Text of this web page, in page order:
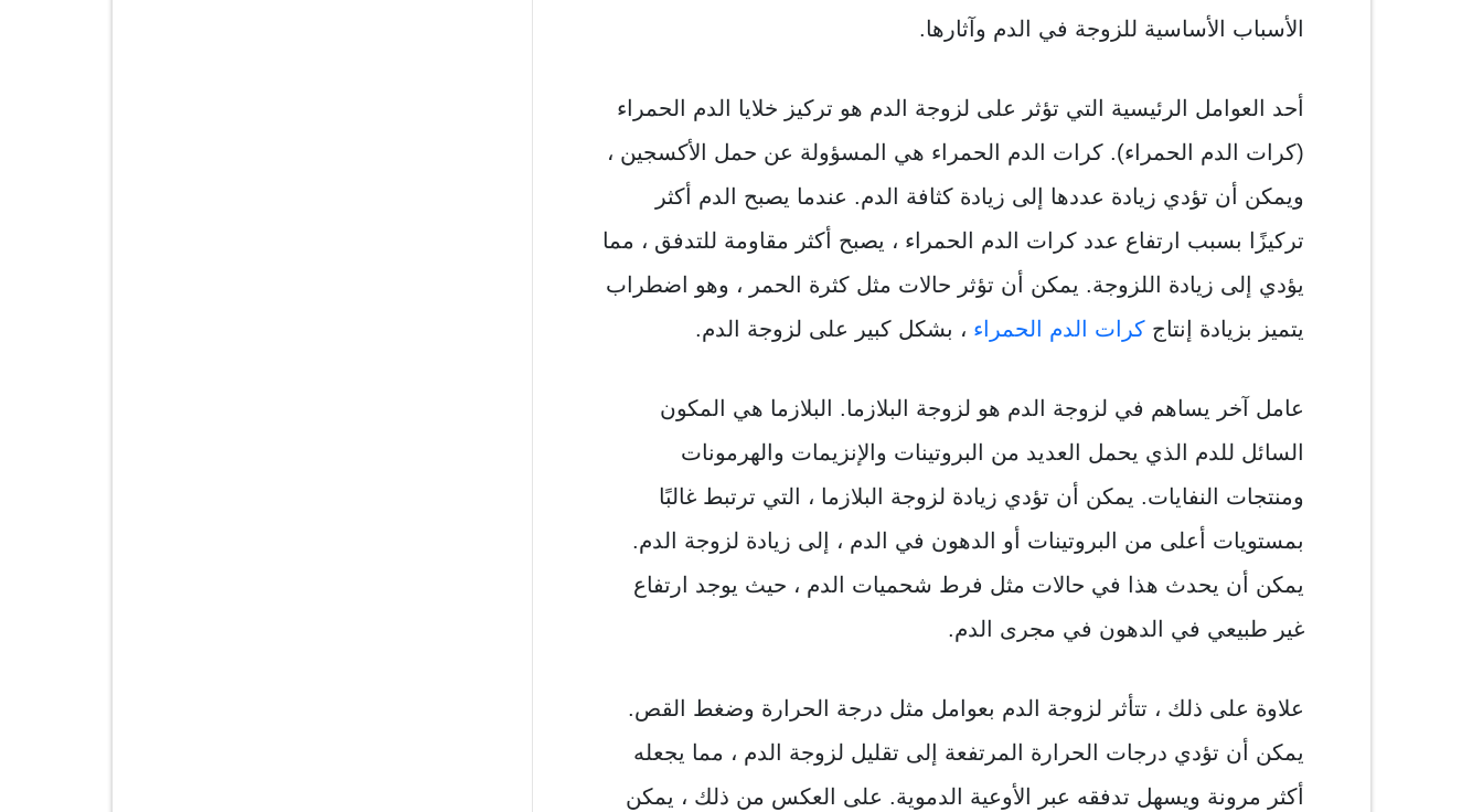
الأسباب الأساسية للزوجة في الدم وآثارها.
أحد العوامل الرئيسية التي تؤثر على لزوجة الدم هو تركيز خلايا الدم الحمراء
(كرات الدم الحمراء). كرات الدم الحمراء هي المسؤولة عن حمل الأكسجين ،
ويمكن أن تؤدي زيادة عددها إلى زيادة كثافة الدم. عندما يصبح الدم أكثر
تركيزًا بسبب ارتفاع عدد كرات الدم الحمراء ، يصبح أكثر مقاومة للتدفق ، مما
يؤدي إلى زيادة اللزوجة. يمكن أن تؤثر حالات مثل كثرة الحمر ، وهو اضطراب
يتميز بزيادة إنتاج كرات الدم الحمراء ، بشكل كبير على لزوجة الدم.
عامل آخر يساهم في لزوجة الدم هو لزوجة البلازما. البلازما هي المكون
السائل للدم الذي يحمل العديد من البروتينات والإنزيمات والهرمونات
ومنتجات النفايات. يمكن أن تؤدي زيادة لزوجة البلازما ، التي ترتبط غالبًا
بمستويات أعلى من البروتينات أو الدهون في الدم ، إلى زيادة لزوجة الدم.
يمكن أن يحدث هذا في حالات مثل فرط شحميات الدم ، حيث يوجد ارتفاع
غير طبيعي في الدهون في مجرى الدم.
علاوة على ذلك ، تتأثر لزوجة الدم بعوامل مثل درجة الحرارة وضغط القص.
يمكن أن تؤدي درجات الحرارة المرتفعة إلى تقليل لزوجة الدم ، مما يجعله
أكثر مرونة ويسهل تدفقه عبر الأوعية الدموية. على العكس من ذلك ، يمكن